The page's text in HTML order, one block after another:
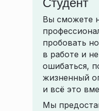
Вы сможете
пробовать
в работе и
ошибаться,
жизненный
и всё это
Мы
Студент
Топ-